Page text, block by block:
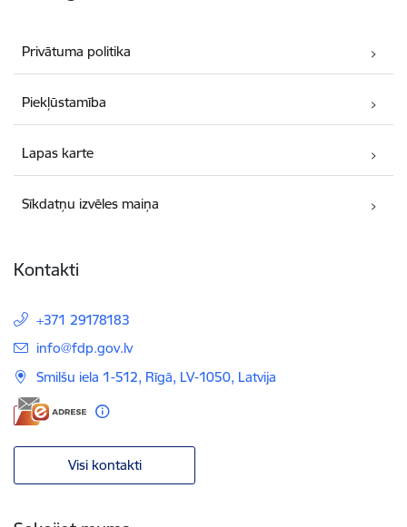
Privātuma politika
Piekļūstamība
Lapas karte
Sīkdatņu izvēles maiņa
Kontakti
+371 29178183
E-pasts:
info@fdp.gov.lv
Smilšu iela 1-512, Rīgā, LV-1050, Latvija
Visi kontakti